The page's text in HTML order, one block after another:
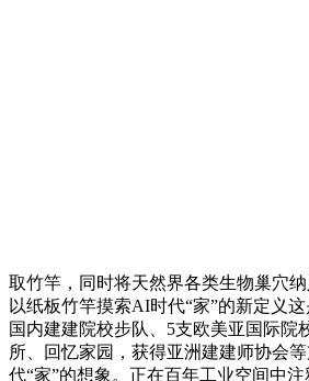
取竹竿，同时将天然界各类生物巢穴纳
以纸板竹竿摸索AI时代“家”的新定义
国内建建院校步队、5支欧美亚国际
所、回忆家园，获得亚洲建建师协会
代“家”的想象。正在百年工业空间中